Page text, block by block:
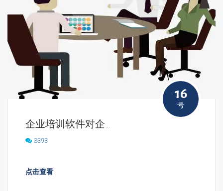
16
号
企业培训软件对企业有哪些优势？
3393
点击查看